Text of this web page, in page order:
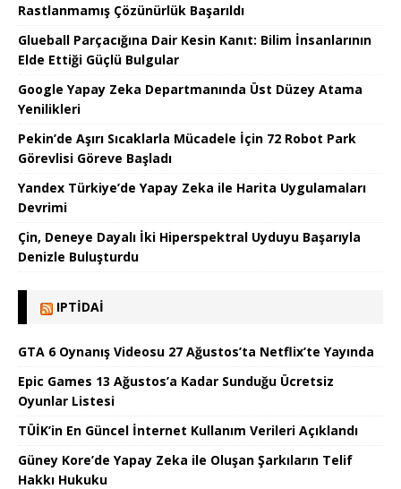
Rastlanmamış Çözünürlük Başarıldı
Glueball Parçacığına Dair Kesin Kanıt: Bilim İnsanlarının
Elde Ettiği Güçlü Bulgular
Google Yapay Zeka Departmanında Üst Düzey Atama
Yenilikleri
Pekin’de Aşırı Sıcaklarla Mücadele İçin 72 Robot Park
Görevlisi Göreve Başladı
Yandex Türkiye’de Yapay Zeka ile Harita Uygulamaları
Devrimi
Çin, Deneye Dayalı İki Hiperspektral Uyduyu Başarıyla
Denizle Buluşturdu
IPTIDAI
GTA 6 Oynanış Videosu 27 Ağustos’ta Netflix’te Yayında
Epic Games 13 Ağustos’a Kadar Sunduğu Ücretsiz
Oyunlar Listesi
TÜİK’in En Güncel İnternet Kullanım Verileri Açıklandı
Güney Kore’de Yapay Zeka ile Oluşan Şarkıların Telif
Hakkı Hukuku